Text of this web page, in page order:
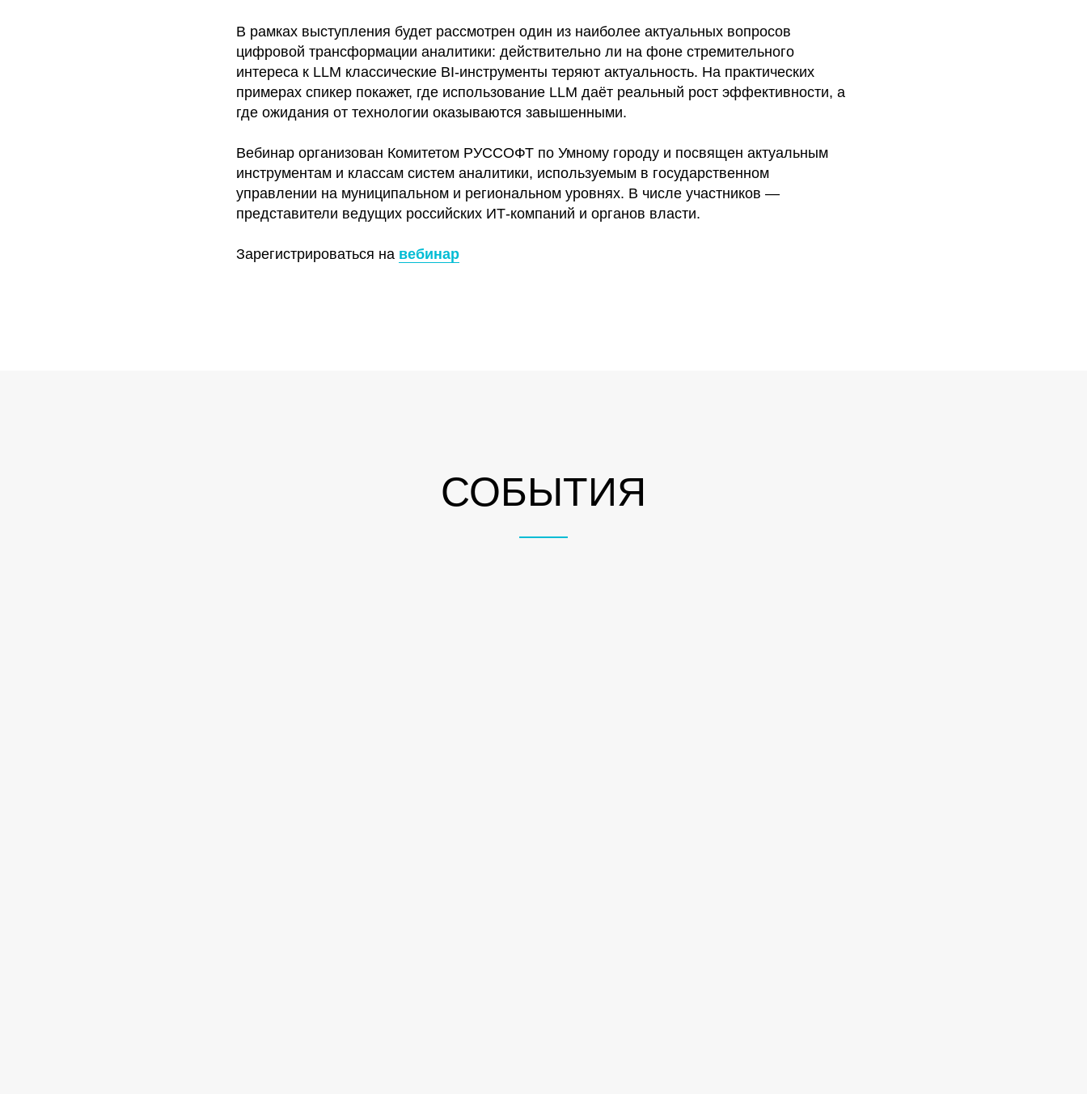
В рамках выступления будет рассмотрен один из наиболее актуальных вопросов
цифровой трансформации аналитики: действительно ли на фоне стремительного
интереса к LLM классические BI-инструменты теряют актуальность. На практических
примерах спикер покажет, где использование LLM даёт реальный рост эффективности, а
где ожидания от технологии оказываются завышенными.
Вебинар организован Комитетом РУССОФТ по Умному городу и посвящен актуальным
инструментам и классам систем аналитики, используемым в государственном
управлении на муниципальном и региональном уровнях. В числе участников —
представители ведущих российских ИТ-компаний и органов власти.
Зарегистрироваться на вебинар
СОБЫТИЯ